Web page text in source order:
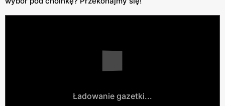
Ładowanie gazetki...